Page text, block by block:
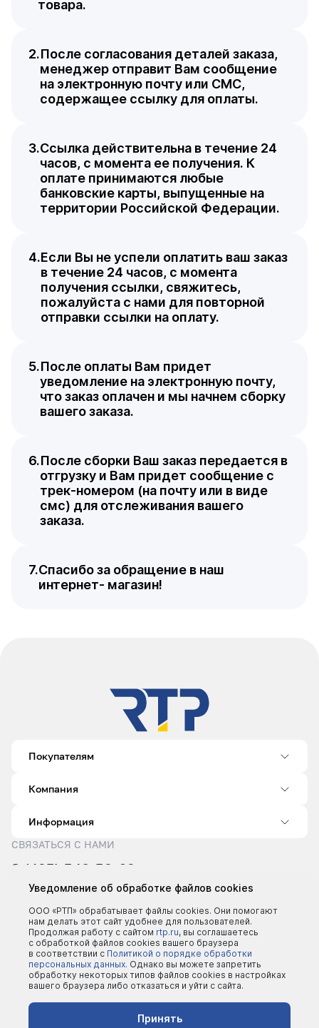
товара.
После согласования деталей заказа,
менеджер отправит Вам сообщение
на электронную почту или СМС,
содержащее ссылку для оплаты.
Ссылка действительна в течение 24
часов, с момента ее получения. К
оплате принимаются любые
банковские карты, выпущенные на
территории Российской Федерации.
Если Вы не успели оплатить ваш заказ
в течение 24 часов, с момента
получения ссылки, свяжитесь,
пожалуйста с нами для повторной
отправки ссылки на оплату.
После оплаты Вам придет
уведомление на электронную почту,
что заказ оплачен и мы начнем сборку
вашего заказа.
После сборки Ваш заказ передается в
отгрузку и Вам придет сообщение с
трек-номером (на почту или в виде
смс) для отслеживания вашего
заказа.
Спасибо за обращение в наш
интернет- магазин!
Покупателям
Компания
Информация
СВЯЗАТЬСЯ С НАМИ
8 (495) 540-52-62
sale@rtp.ru
Пн–Пт: 9:00–18:00
©2000 - 2026 | Все права защищены
Политика конфеденциальности
Уведомление об обработке файлов cookies
ООО «РТП» обрабатывает файлы cookies. Они помогают
нам делать этот сайт удобнее для пользователей.
Продолжая работу с сайтом rtp.ru, вы соглашаетесь
с обработкой файлов cookies вашего браузера
в соответствии с Политикой о порядке обработки
персональных данных. Однако вы можете запретить
обработку некоторых типов файлов cookies в настройках
вашего браузера либо отказаться и уйти с сайта.
Принять